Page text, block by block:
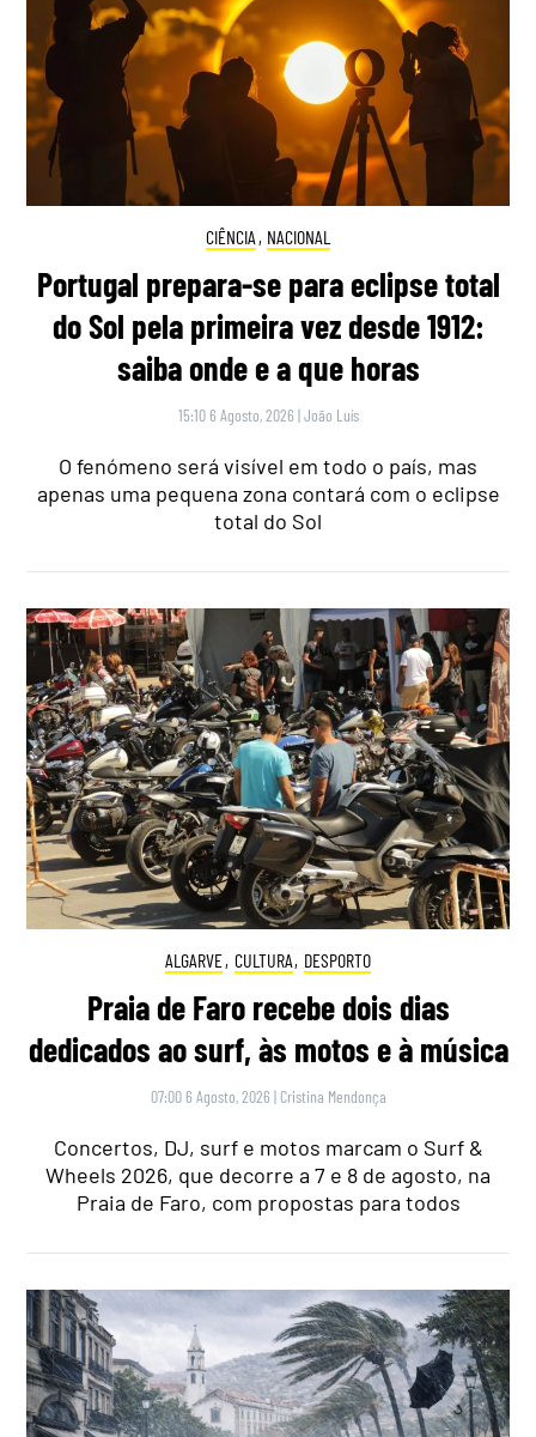
CIÊNCIA , NACIONAL
Portugal prepara-se para eclipse total
do Sol pela primeira vez desde 1912:
saiba onde e a que horas
15:10 6 Agosto, 2026 |João Luís
O fenómeno será visível em todo o país, mas
apenas uma pequena zona contará com o eclipse
total do Sol
ALGARVE, CULTURA, DESPORTO
Praia de Faro recebe dois dias
dedicados ao surf, às motos e à música
07:00 6 Agosto, 2026 | Cristina Mendonça
Concertos, DJ, surf e motos marcam o Surf &
Wheels 2026, que decorre a 7 e 8 de agosto, na
Praia de Faro, com propostas para todos